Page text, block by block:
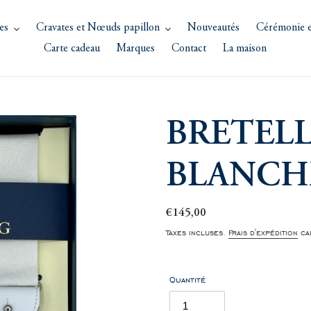
Cravates et Nœuds papillon Nouveautés
Cérémonie
Carte cadeau
Marques Contact La maison
Prix
normal
€145,00
Taxes incluses. Frais d'expédition
Quantité